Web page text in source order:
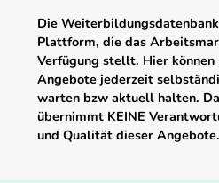
Die
Plattform, die das
Verfügung stellt. Hier
Angebote jederzeit
warten bzw aktuell halten.
übernimmt KEINE
und Qualität dieser Angebote.